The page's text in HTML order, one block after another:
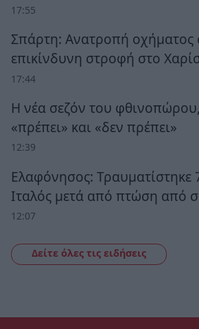
17:55
Σπάρτη: Ανατροπή οχήματος
επικίνδυνη στροφή στο
17:44
Η νέα σεζόν του
«πρέπει» και «δεν πρέπει»
12:39
Ελαφόνησος: Τραυματίστηκε
Ιταλός μετά από πτώση από
12:07
Δείτε όλες τις ειδήσεις